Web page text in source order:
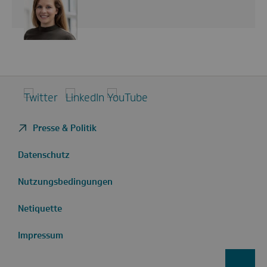
Twitter LinkedIn
Presse & Politik
Datenschutz
Nutzungsbedingungen
Netiquette
Impressum